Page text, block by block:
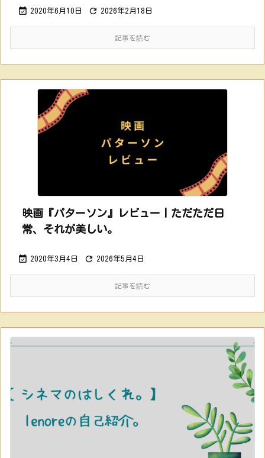
 2020年6月10日  2026年2月18日
記事を読む
映画『パターソン』レビュー丨ただただ日
常、それが美しい。
 2020年3月4日  2026年5月4日
記事を読む